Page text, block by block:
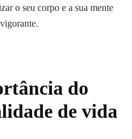
o seu corpo e a sua mente
do
de vida